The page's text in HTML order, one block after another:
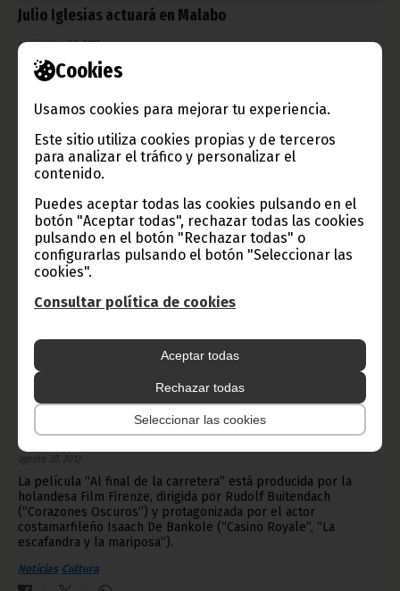
Cookies
Usamos cookies para mejorar tu experiencia.
Este sitio utiliza cookies propias y de terceros
para analizar el tráfico y personalizar el
contenido.
Puedes aceptar todas las cookies pulsando en el
botón "Aceptar todas", rechazar todas las cookies
pulsando en el botón "Rechazar todas" o
configurarlas pulsando el botón "Seleccionar las
cookies".
Consultar política de cookies
Aceptar todas
Rechazar todas
Seleccionar las cookies
Julio Iglesias actuará en Malabo
septiembre 06, 2012
La población de la capital espera con emoción la actuación del
gran cantante español, anunciada a través de miles de carteles
octubre.
Noticias Cultura
Se rueda en Guinea Ecuatorial un largometraje
internacional
agosto 30, 2012
La película “Al final de la carretera” está producida por la
holandesa Film Firenze, dirigida por Rudolf Buitendach
(“Corazones Oscuros”) y protagonizada por el actor
costamarfileño Isaach De Bankole (“Casino Royale”, “La
escafandra y la mariposa”).
Noticias Cultura